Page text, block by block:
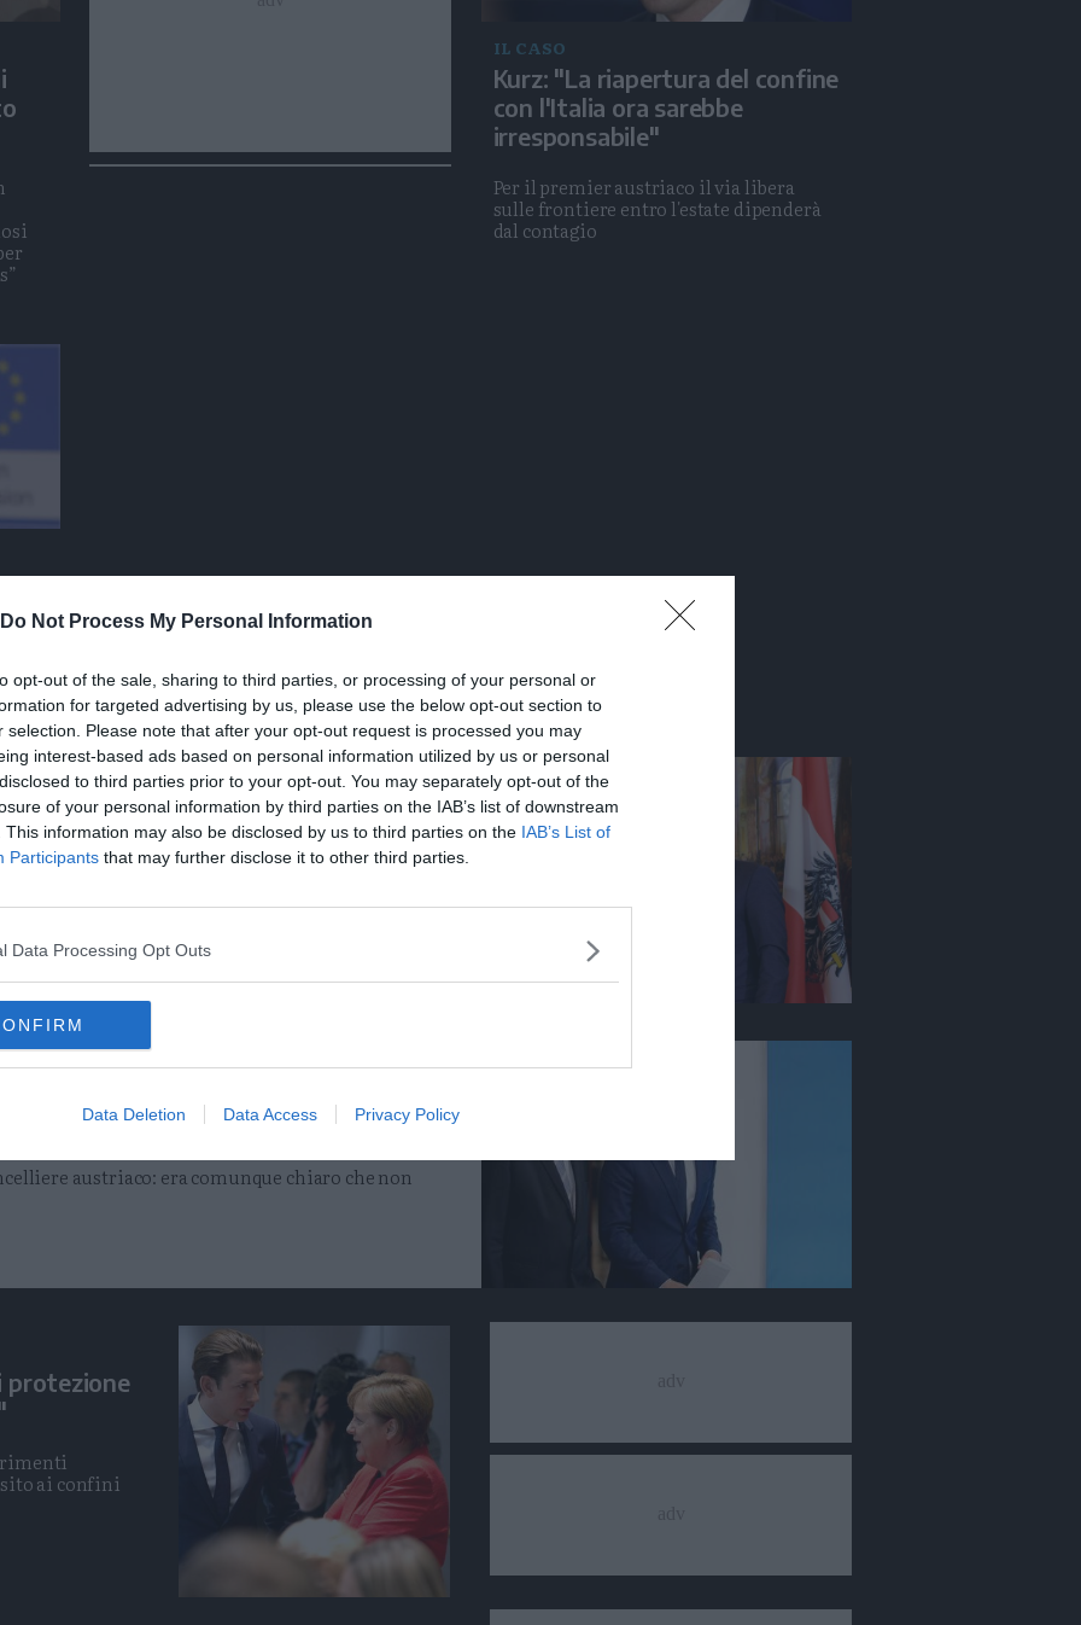
Do Not Process My Personal Information
opt-out of the sale, sharing to third parties, or processing of your personal or
for targeted advertising by us, please use the below opt-out section to
selection. Please note that after your opt-out request is processed you may
interest-based ads based on personal information utilized by us or personal
to third parties prior to your opt-out. You may separately opt-out of the
of your personal information by third parties on the IAB’s list of downstream
This information may also be disclosed by us to third parties on the IAB’s List of
Participants that may further disclose it to other third parties.
Data Processing Opt Outs
Data Deletion Data Access Privacy Policy
IL CASO
Kurz: "La riapertura del confine
con l'Italia ora sarebbe
irresponsabile"
Per il premier austriaco il via libera
sulle frontiere entro l'estate dipenderà
dal contagio
«Sul doppio passaporto stretta
per inaugurare la campagna elettorale Svp.
d'Italia e Forza Italia
dalla Germania: nessun
austriaco: era comunque chiaro che non
protezione
ai confini